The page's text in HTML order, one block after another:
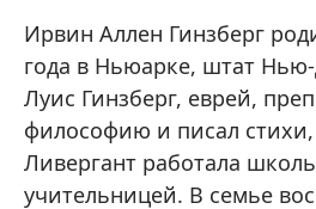
Ирвин Аллен Гинзберг
года в Ньюарке, штат
Луис Гинзберг, еврей,
философию и писал
Ливергант работала
учительницей. В семье